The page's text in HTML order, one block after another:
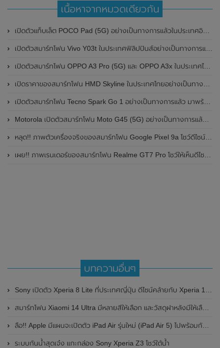
เนื้อหาจากหมวดเดียวกัน
เปิดตัวแท็บเล็ต POCO Pad (5G) อย่างเป็นทางการแล้วในประเทศอินเดีย มาพร้อมชิปเซ็ต Snapdragon 7s Gen 2 ของ Qualcomm และรองรับเครือข่าย 5G
เปิดตัวสมาร์ทโฟน Vivo Y03t ในประเทศฟิลิปปินส์อย่างเป็นทางการแล้ว มาพร้อมชิปเซ็ต Unisoc T612 , กล้องหลัง ความละเอียด 13MP , แบตเตอรี่ 5,000mAh และหน้าจอแสดงผล LCD / 90Hz
เปิดตัวสมาร์ทโฟน OPPO A3 Pro (5G) และ OPPO A3x ในประเทศไทยอย่างเป็นทางการแล้ว ในราคาเริ่มต้นเพียง 3,999 บาท
เปิดราคาของสมาร์ทโฟน HMD Skyline ในประเทศไทยอย่างเป็นทางการแล้ว ราคา 14,990 บาท
เปิดตัวสมาร์ทโฟน Tecno Spark Go 1 อย่างเป็นทางการแล้ว มาพร้อมหน้าจอแสดงผล LCD / 120Hz , แบตเตอรี่ 5,000mAh และใช้ชิปเซ็ต Unisoc
Motorola เปิดตัวสมาร์ทโฟน Moto G45 (5G) อย่างเป็นทางการแล้วในอินเดีย
หลุด!! ภาพตัวเครื่องจริงของสมาร์ทโฟน Google Pixel 9a โชว์ดีไซน์ใหม่ กล้องหลังแบนราบ ไม่มีกรอบของกล้องแล้ว
เผย!! ภาพเรนเดอร์ของสมาร์ทโฟน Realme GT7 Pro โชว์ให้เห็นดีไซน์ใหม่ พร้อมเผยรายละเอียดสเปกที่สำคัญบางส่วน
บทความอื่นๆ
Sony เปิดตัว Xperia 8 Lite ที่ประเทศญี่ปุ่น ดีไซน์คล้ายกับ Xperia 10 มาพร้อมกล้องหลังคู่
สมาร์ทโฟน Xiaomi 14 Ultra มีหลายสีให้เลือก และวัสดุฝาหลังมีให้เลือกทั้งแบบแก้ว , หนัง และไทเทเนียม
ลือ!! Apple มีแผนจะเปิดตัว iPad Air รุ่นใหม่ (iPad Air 5) ไปพร้อมกับ iPhone SE 2022 (iPhone SE 3) ในเร็วๆนี้
ระบบกันน้ำสุดเจ๋ง แกะกล่อง Sony Xperia Z3 โชว์ใต้น้ำ